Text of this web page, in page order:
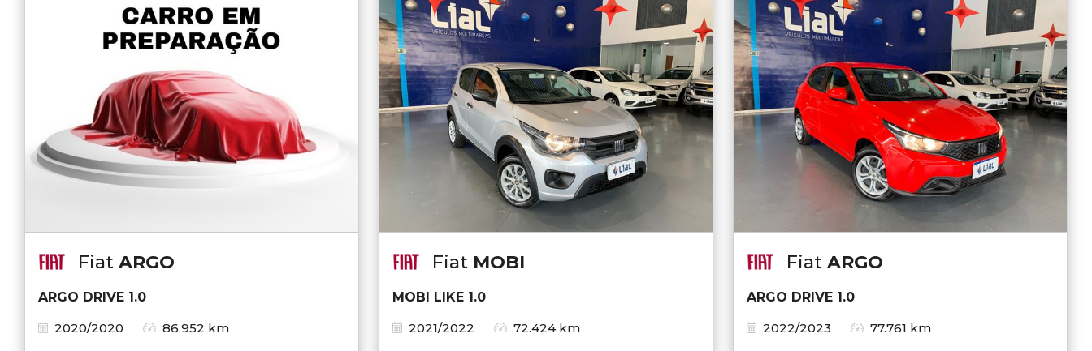
Fiat ARGO
ARGO DRIVE 1.0
2020/2020
86.952 km
Fiat MOBI
MOBI LIKE 1.0
2021/2022
72.424 km
Fiat ARGO
ARGO DRIVE 1.0
2022/2023
77.761 km